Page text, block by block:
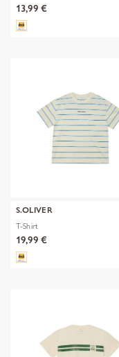
13,99 €
S.OLIVER
T-Shirt
19,99 €